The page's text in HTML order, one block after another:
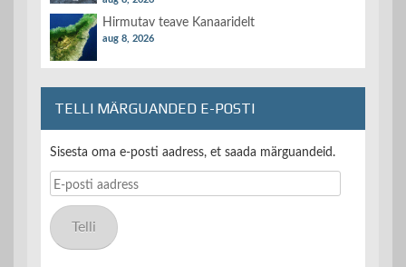
Hirmutav teave Kanaaridelt
aug 8, 2026
TELLI MÄRGUANDED E-POSTI
Sisesta oma e-posti aadress, et saada märguandeid.
E-
posti
aadress
Telli